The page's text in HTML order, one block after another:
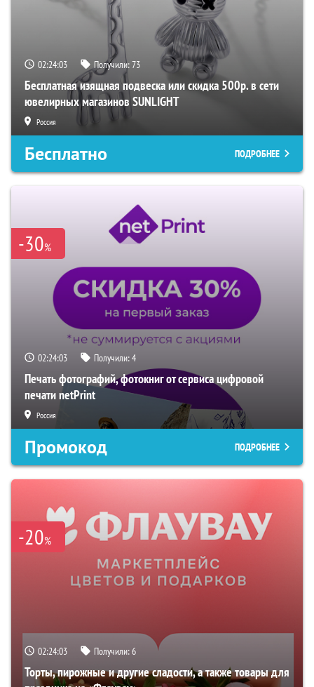
02:24:03 Получили:73
Бесплатная изящная подвеска или скидка 500р. в сети
ювелирных магазинов SUNLIGHT
Россия
Бесплатно ПОДРОБНЕЕ
-30%
02:24:03 Получили:4
Печать фотографий, фотокниг от сервиса цифровой
печати netPrint
Россия
Промокод ПОДРОБНЕЕ
-20%
02:24:03 Получили:6
Торты, пирожные и другие сладости, а также товары для